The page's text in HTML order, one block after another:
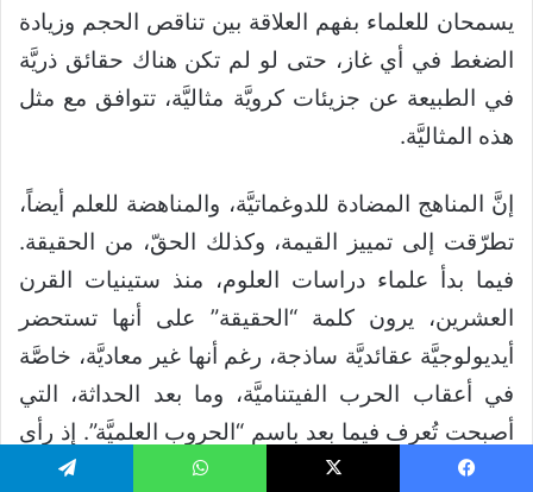
يسمحان للعلماء بفهم العلاقة بين تناقص الحجم وزيادة
الضغط في أي غاز، حتى لو لم تكن هناك حقائق ذريَّة
في الطبيعة عن جزيئات كرويَّة مثاليَّة، تتوافق مع مثل
هذه المثاليَّة.
إنَّ المناهج المضادة للدوغماتيَّة، والمناهضة للعلم أيضاً،
تطرّقت إلى تمييز القيمة، وكذلك الحقّ، من الحقيقة.
فيما بدأ علماء دراسات العلوم، منذ ستينيات القرن
العشرين، يرون كلمة “الحقيقة” على أنها تستحضر
أيديولوجيَّة عقائديَّة ساذجة، رغم أنها غير معاديَّة، خاصَّة
في أعقاب الحرب الفيتناميَّة، وما بعد الحداثة، التي
أصبحت تُعرف فيما بعد باسم “الحروب العلميَّة”. إذ رأى
كثيرون الفيزيائي توماس كوهن كمؤسِّس لتوجّه